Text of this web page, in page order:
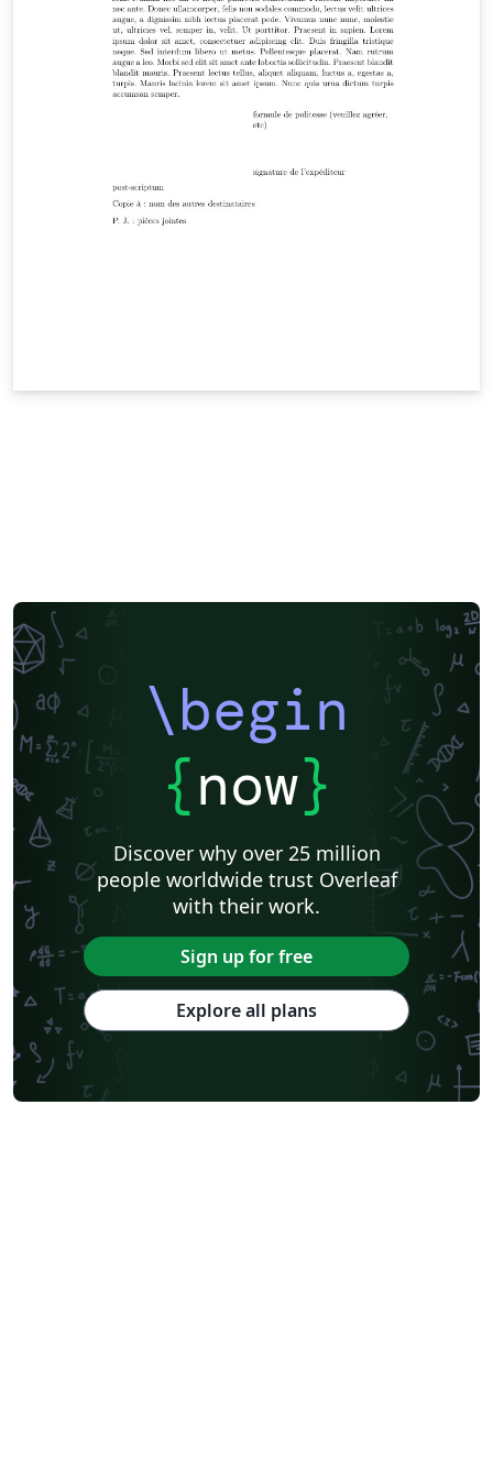
\begin
{now}
Discover why over 25 million
people worldwide trust Overleaf
with their work.
Sign up for free
Explore all plans